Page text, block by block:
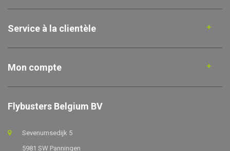
Service à la clientèle
Mon compte
Flybusters Belgium BV
Sevenumsedijk 5
5981 SW Panningen